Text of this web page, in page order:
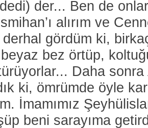
der... Ben de
alırım ve
gördüm ki,
bez örtüp,
Daha sonra
ki, ömrümde öyle
İmamımız
beni sarayıma